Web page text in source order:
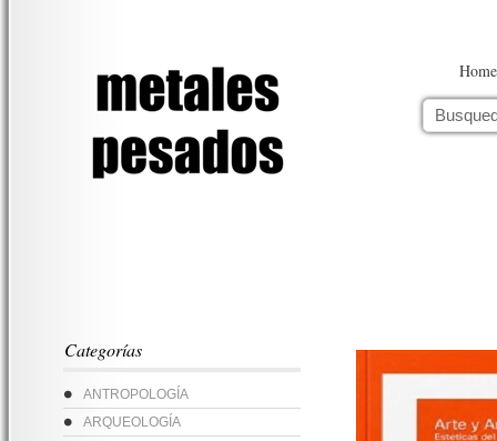
Home
Categorías
ANTROPOLOGÍA
ARQUEOLOGÍA